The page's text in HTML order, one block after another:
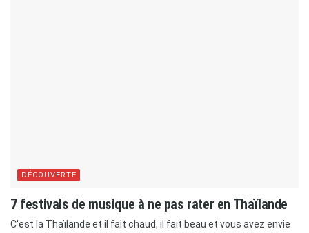
DÉCOUVERTE
7 festivals de musique à ne pas rater en Thaïlande
C'est la Thaïlande et il fait chaud, il fait beau et vous avez envie